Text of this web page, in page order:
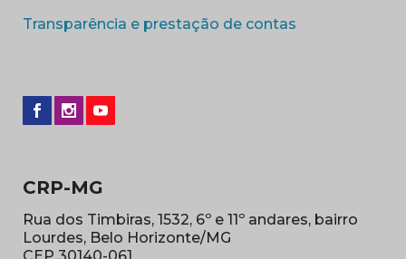
Transparência e prestação de contas
CRP-MG
Rua dos Timbiras, 1532, 6º e 11º andares, bairro
Lourdes, Belo Horizonte/MG